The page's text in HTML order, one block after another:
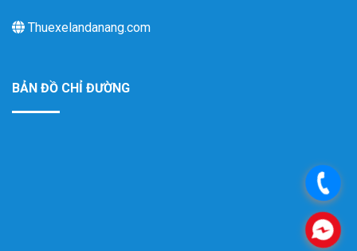
Thuexelandanang.com
BẢN ĐỒ CHỈ ĐƯỜNG
.
.